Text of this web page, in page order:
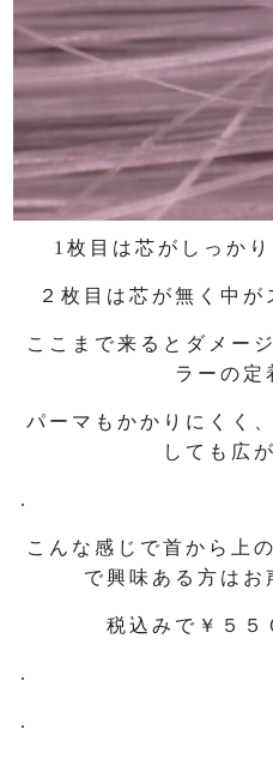
1枚目は芯がしっか
２枚目は芯が無く中が
ここまで来るとダメー
ラーの定
パーマもかかりにくく
しても広
.
こんな感じで首から上
で興味ある方はお
税込みで￥５５
.
.